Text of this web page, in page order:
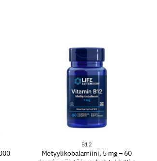
B12
Metyylikobalamiini, 5 mg – 60